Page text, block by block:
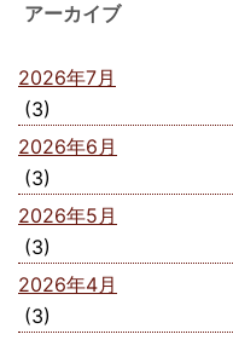
アーカイブ
2026年7月
(3)
2026年6月
(3)
2026年5月
(3)
2026年4月
(3)